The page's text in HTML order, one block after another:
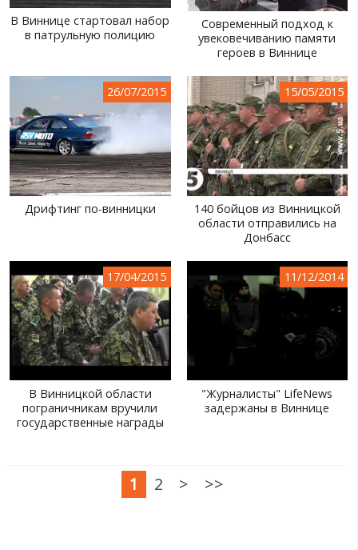
В Виннице стартовал набор
в патрульную полицию
Современный подход к
увековечиванию памяти
героев в Виннице
26/07/2015
Дрифтинг по-винницки
15/05/2015
140 бойцов из Винницкой
области отправились на
Донбасс
17/04/2015
В Винницкой области
пограничникам вручили
государственные награды
11/12/2014
"Журналисты" LifeNews
задержаны в Виннице
1 2 > >>